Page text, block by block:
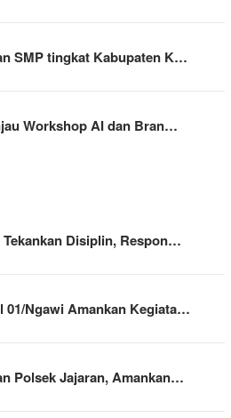
SMP tingkat Kabupaten K…
Workshop AI dan Bran…
Disiplin, Respon…
01/Ngawi Amankan Kegiata…
Polsek Jajaran, Amankan…